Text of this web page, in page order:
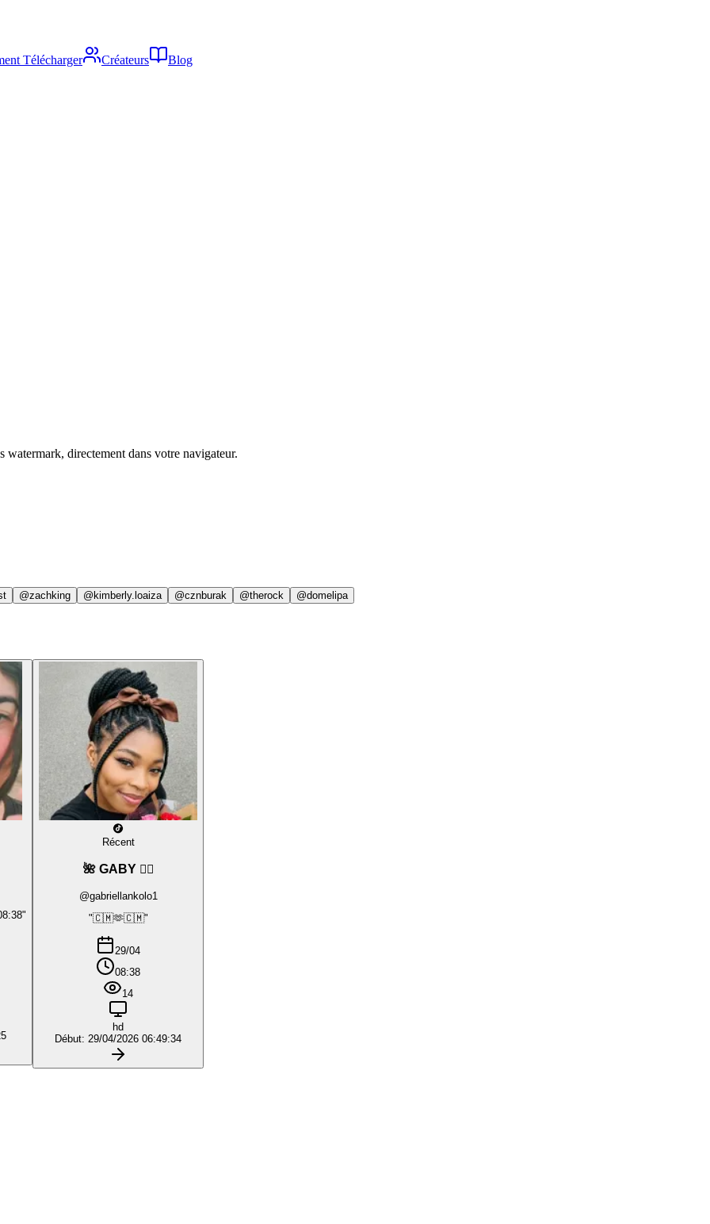
Télécharger Créateurs Blog
watermark, directement dans votre navigateur.
@zachking @kimberly.loaiza @cznburak @therock @domelipa
Récent
🌺 GABY ❤️‍🔥
@gabriellankolo1
"🇨🇲🫶🇨🇲"
29/04
08:38
14
hd
Début: 29/04/2026 06:49:34